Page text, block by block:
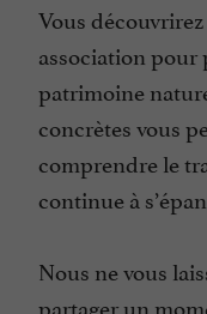
Vous
association pour
patrimoine
concrètes vous
comprendre le
continue à
Nous ne vous
partager un